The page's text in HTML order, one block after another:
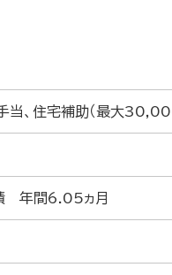
手当、住宅補助（最大
年間6.05ヵ月